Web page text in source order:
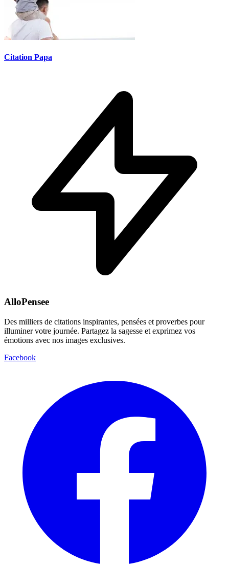
Citation Papa
AlloPensee
Des milliers de citations inspirantes, pensées et proverbes pour
illuminer votre journée. Partagez la sagesse et exprimez vos
émotions avec nos images exclusives.
Facebook